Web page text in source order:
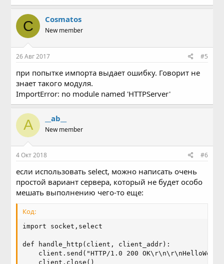
C Cosmatos
New member
26 Авг 2017 #5
при попытке импорта выдает ошибку. Говорит не
знает такого модуля.
ImportError: no module named 'HTTPServer'
A __ab__
New member
4 Окт 2018 #6
если использовать select, можно написать очень
простой вариант сервера, который не будет особо
мешать выполнению чего-то еще:
Код:
import socket,select
def handle_http(client, client_addr):
client.send("HTTP/1.0 200
    client.close()